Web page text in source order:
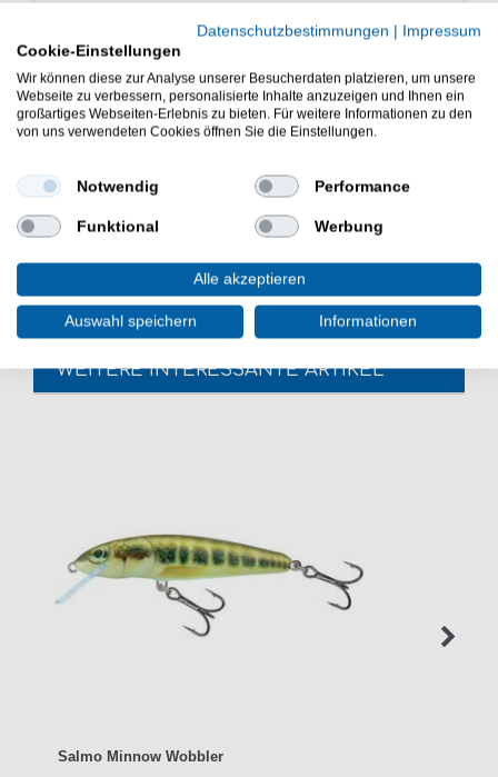
Cannibal Shads
gute Schwimmaktion
weicher, haltbarer Körper
verschiedene Größen & Farben zur Auswahl
Liefermenge: 1 Gummifisch in der gewünschten
Die Savage Gear Cannibal Shads sind gute Kunstköder
für Raubfische. - Die Savage Gear Cannibal Shads sind
WEITERE INTERESSANTE ARTIKEL
Salmo Minnow Wobbler
Datenschutzbestimmungen | Impressum
Cookie-Einstellungen
Wir können diese zur Analyse unserer Besucherdaten platzieren, um unsere
Webseite zu verbessern, personalisierte Inhalte anzuzeigen und Ihnen ein
großartiges Webseiten-Erlebnis zu bieten. Für weitere Informationen zu den
von uns verwendeten Cookies öffnen Sie die Einstellungen.
Notwendig Performance
Funktional Werbung
Alle akzeptieren
Auswahl speichern Informationen